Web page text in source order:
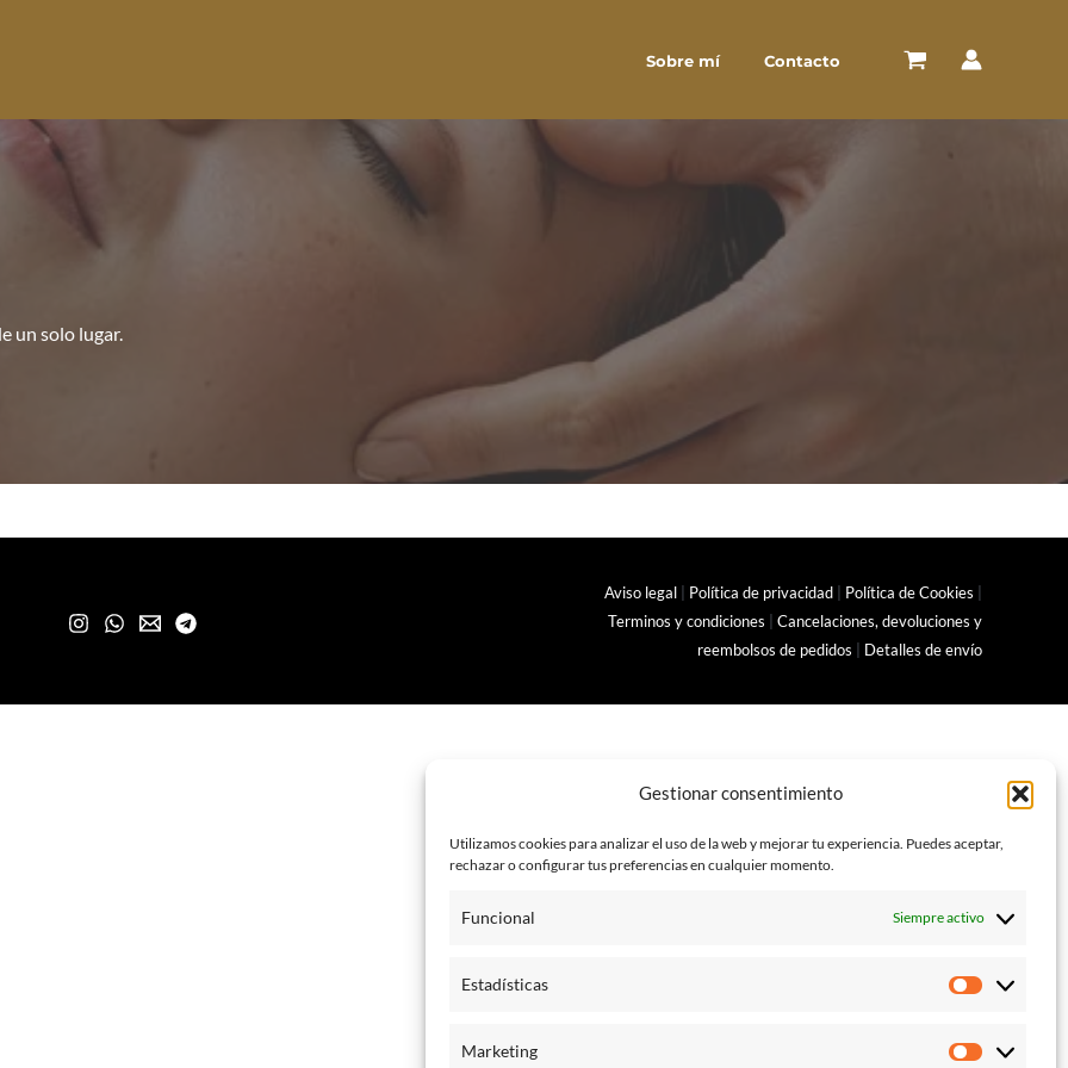
Gestionar consentimiento
Utilizamos cookies para analizar el uso de la web y mejorar tu experiencia. Puedes aceptar,
rechazar o configurar tus preferencias en cualquier momento.
Funcional Siempre activo
Estadísticas
Marketing
Sobre mí Contacto
un solo lugar.
Aviso legal| Política de privacidad| Política de Cookies
Terminos y condiciones
Cancelaciones, devoluciones y
reembolsos de pedidos
Detalles de envío